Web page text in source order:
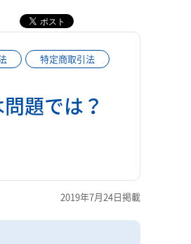
特定商取引法
題では？
2019年7月24日掲載